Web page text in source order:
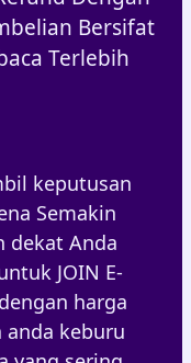
Bersifat
Terlebih
keputusan
Semakin
dekat Anda
JOIN E-
harga
anda keburu